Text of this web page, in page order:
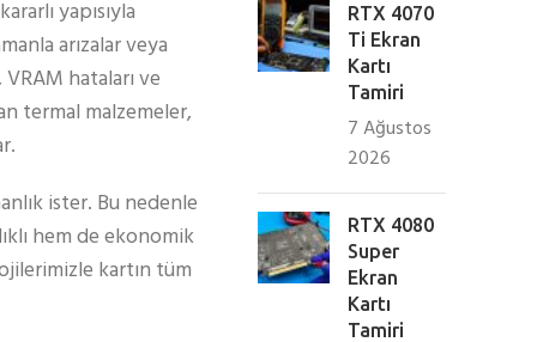
yapısıyla
arızalar veya
hataları ve
termal malzemeler,
ister. Bu nedenle
hem de ekonomik
kartın tüm
RTX 4070
Ti Ekran
Kartı
Tamiri
7 Ağustos
2026
RTX 4080
Super
Ekran
Kartı
Tamiri